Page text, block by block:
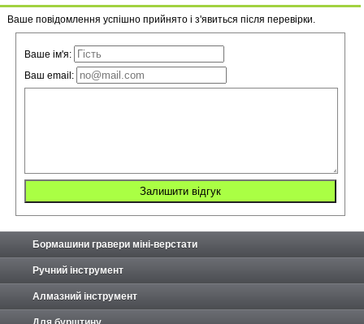
Ваше повідомлення успішно прийнято і з'явиться після перевірки.
Ваше ім'я:
Ваш email:
Бормашини гравери міні-верстати
Ручний інструмент
Алмазний інструмент